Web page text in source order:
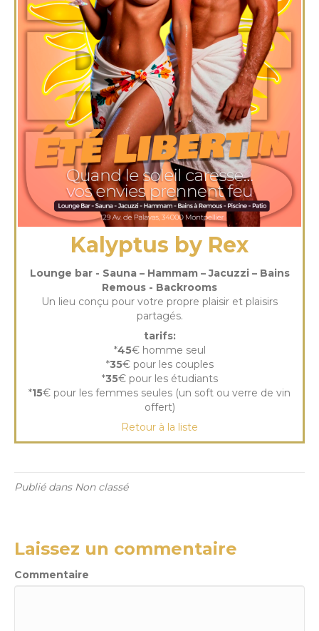
Kalyptus by Rex
Lounge bar - Sauna – Hammam – Jacuzzi – Bains
Remous - Backrooms
Un lieu conçu pour votre propre plaisir et plaisirs
partagés.
tarifs:
*45€ homme seul
*35€ pour les couples
*35€ pour les étudiants
*15€ pour les femmes seules (un soft ou verre de vin
offert)
Retour à la liste
Publié dans Non classé
Laissez un commentaire
Commentaire